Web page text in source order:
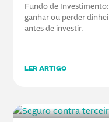
Fundo de
ganhar ou perder
antes de investir.
LER ARTIGO